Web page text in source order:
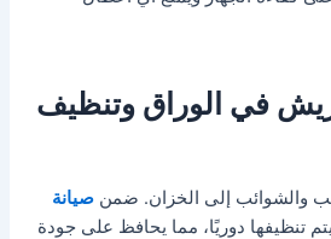
في الوراق وتنظيف
والشوائب إلى الخزان. ضمنصيانة
يتم تنظيفها دوريًا، مما يحافظ على جودة